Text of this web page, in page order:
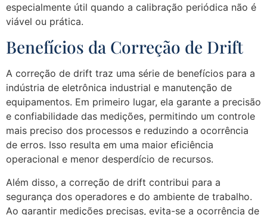
especialmente útil quando a calibração periódica não é
viável ou prática.
Benefícios da Correção de Drift
A correção de drift traz uma série de benefícios para a
indústria de eletrônica industrial e manutenção de
equipamentos. Em primeiro lugar, ela garante a precisão
e confiabilidade das medições, permitindo um controle
mais preciso dos processos e reduzindo a ocorrência
de erros. Isso resulta em uma maior eficiência
operacional e menor desperdício de recursos.
Além disso, a correção de drift contribui para a
segurança dos operadores e do ambiente de trabalho.
Ao garantir medições precisas, evita-se a ocorrência de